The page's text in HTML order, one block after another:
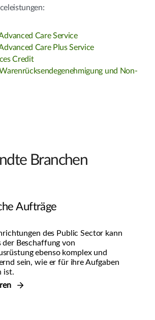
Care Service
Care Plus Service
Credit
und Non-
Branchen
Aufträge
des Public Sector kann
der Beschaffung von
ebenso komplex und
sein, wie er für ihre Aufgaben
ist.